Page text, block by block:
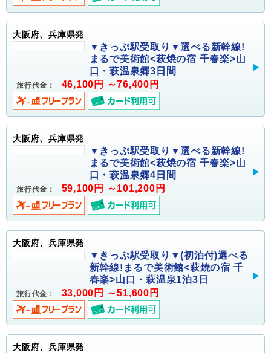
大阪府、兵庫県発
▼きっぷ駅受取り▼選べる新幹線!
まるで美術館<萩焼の宿 千春楽>山
口・萩温泉郷3日間
旅行代金： 46,100円 ～76,400円
大阪府、兵庫県発
▼きっぷ駅受取り▼選べる新幹線!
まるで美術館<萩焼の宿 千春楽>山
口・萩温泉郷4日間
旅行代金： 59,100円 ～101,200円
大阪府、兵庫県発
▼きっぷ駅受取り▼(初泊付)選べる
新幹線!まるで美術館<萩焼の宿 千
春楽>山口・萩温泉1泊3日
旅行代金： 33,000円 ～51,600円
大阪府、兵庫県発